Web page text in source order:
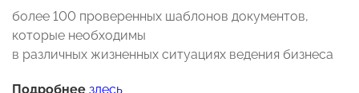
более 100 проверенных шаблонов документов,
которые необходимы
в различных жизненных ситуациях ведения бизнеса
Подробнее здесь